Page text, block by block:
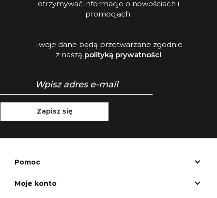
otrzymywać informacje o nowościach i
promocjach.
Twoje dane będą przetwarzane zgodnie
z naszą polityką prywatności
Zapisz się
Pomoc
Moje konto